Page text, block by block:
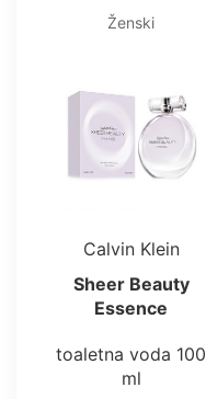
Ženski
Calvin Klein
Sheer Beauty
Essence
toaletna voda 100
ml